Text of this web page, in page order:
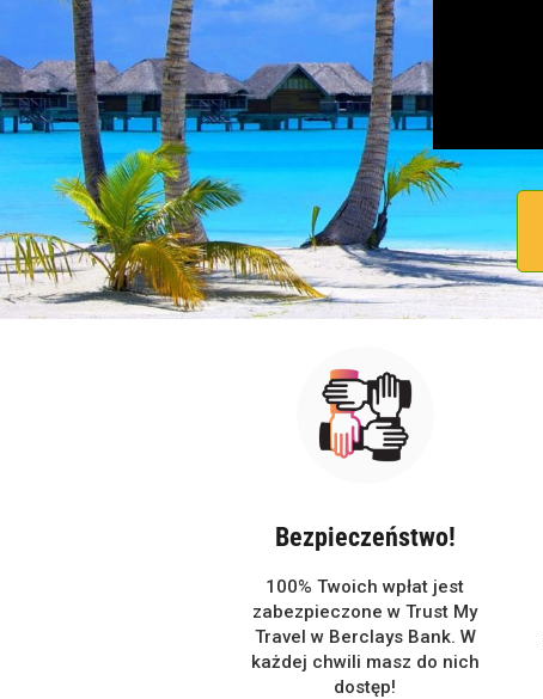
Bezpieczeństwo!
100% Twoich wpłat jest
zabezpieczone w Trust My
Travel w Berclays Bank. W
każdej chwili masz do nich
dostęp!